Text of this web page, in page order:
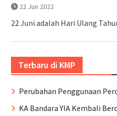
22 Jun 2022
22 Juni adalah Hari Ulang
Terbaru di KMP
Perubahan Penggunaan
KA Bandara YIA Kembali